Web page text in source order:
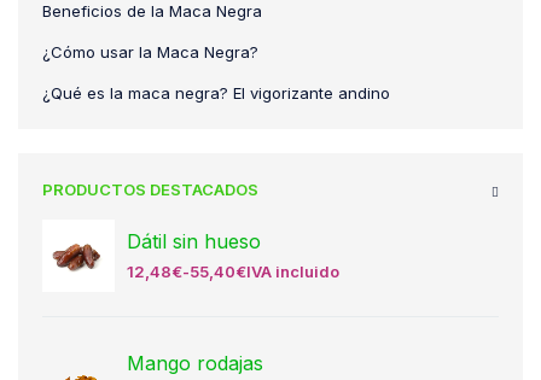
Beneficios de la Maca Negra
¿Cómo usar la Maca Negra?
¿Qué es la maca negra? El vigorizante andino
PRODUCTOS DESTACADOS
Dátil sin hueso
12,48€-55,40€IVA incluido
Mango rodajas